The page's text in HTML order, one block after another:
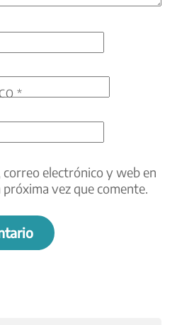
*
correo electrónico y web en
vez que comente.